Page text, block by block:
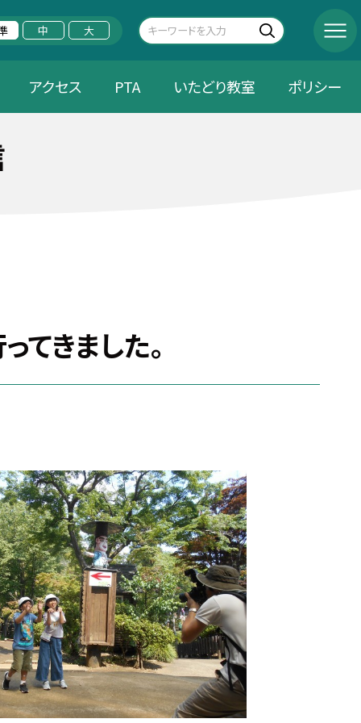
中 大
アクセス PTA いたどり教室 ポリシー
てきました。